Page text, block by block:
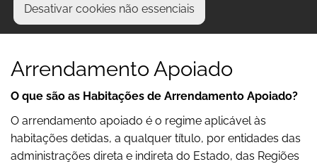
Desativar cookies não essenciais
Arrendamento Apoiado
O que são as Habitações de Arrendamento Apoiado?
O arrendamento apoiado é o regime aplicável às
habitações detidas, a qualquer título, por entidades das
administrações direta e indireta do Estado, das Regiões